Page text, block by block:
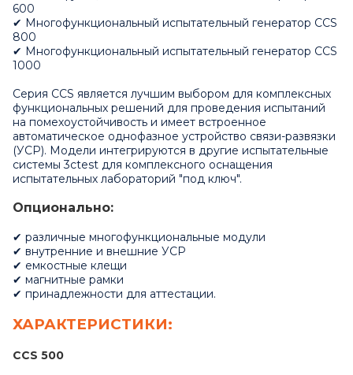
600
✔ Многофункциональный испытательный генератор CCS
800
✔ Многофункциональный испытательный генератор CCS
1000
Серия CCS является лучшим выбором для комплексных
функциональных решений для проведения испытаний
на помехоустойчивость и имеет встроенное
автоматическое однофазное устройство связи-развязки
(УСР). Модели интегрируются в другие испытательные
системы 3ctest для комплексного оснащения
испытательных лабораторий "под ключ".
Опционально:
✔ различные многофункциональные модули
✔ внутренние и внешние УСР
✔ емкостные клещи
✔ магнитные рамки
✔ принадлежности для аттестации.
ХАРАКТЕРИСТИКИ:
CCS 500